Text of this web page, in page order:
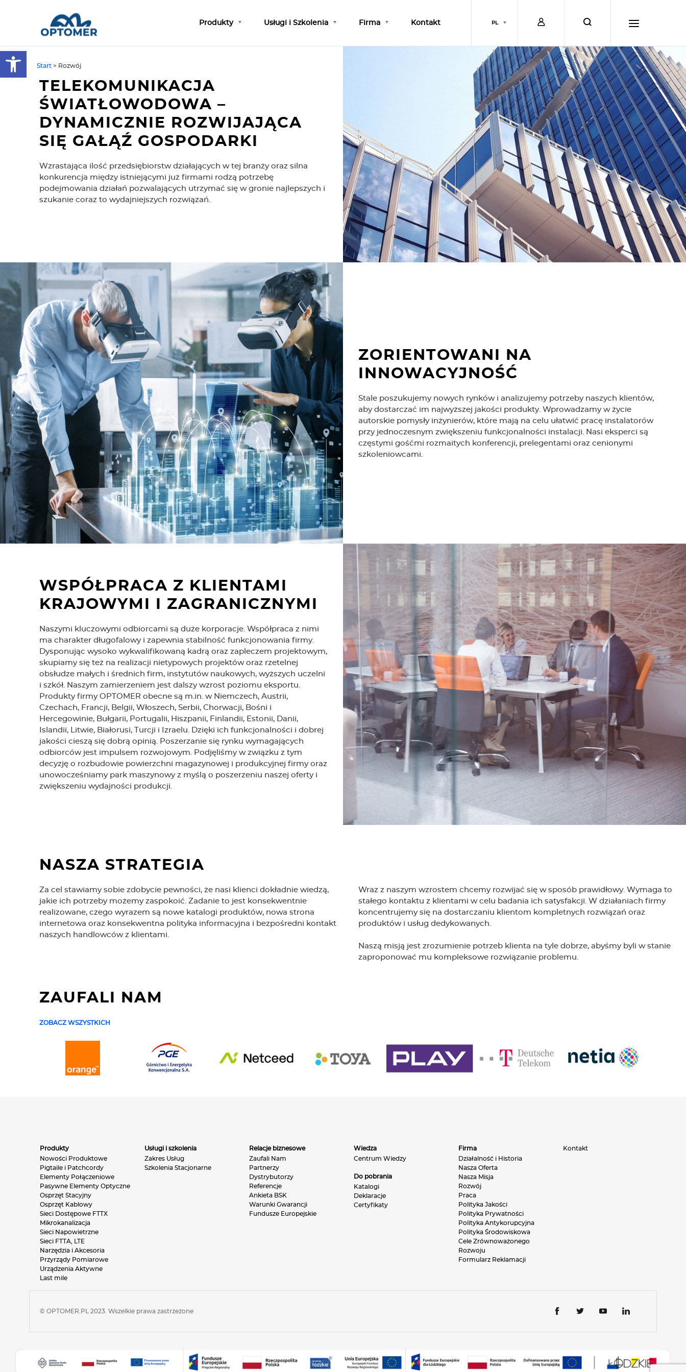
Open toolbar
Produkty Usługi i Szkolenia Firma Kontakt PL L
o
g
i
n
e
a
r
c
h
h
a
m
b
u
r
g
Start > Rozwój
TELEKOMUNIKACJA
ŚWIATŁOWODOWA –
DYNAMICZNIE ROZWIJAJĄCA
SIĘ GAŁĄŹ GOSPODARKI
Wzrastająca ilość przedsiębiorstw działających w tej branży oraz silna
konkurencja między istniejącymi już firmami rodzą potrzebę
podejmowania działań pozwalających utrzymać się w gronie najlepszych i
szukanie coraz to wydajniejszych rozwiązań.
ZORIENTOWANI NA
INNOWACYJNOŚĆ
Stale poszukujemy nowych rynków i analizujemy potrzeby naszych klientów,
aby dostarczać im najwyższej jakości produkty. Wprowadzamy w życie
autorskie pomysły inżynierów, które mają na celu ułatwić pracę instalatorów
przy jednoczesnym zwiększeniu funkcjonalności instalacji. Nasi eksperci są
częstymi gośćmi rozmaitych konferencji, prelegentami oraz cenionymi
szkoleniowcami.
WSPÓŁPRACA Z KLIENTAMI
KRAJOWYMI I ZAGRANICZNYMI
Naszymi kluczowymi odbiorcami są duże korporacje. Współpraca z nimi
ma charakter długofalowy i zapewnia stabilność funkcjonowania firmy.
Dysponując wysoko wykwalifikowaną kadrą oraz zapleczem projektowym,
skupiamy się też na realizacji nietypowych projektów oraz rzetelnej
obsłudze małych i średnich firm, instytutów naukowych, wyższych uczelni
i szkół. Naszym zamierzeniem jest dalszy wzrost poziomu eksportu.
Produkty firmy OPTOMER obecne są m.in. w Niemczech, Austrii,
Czechach, Francji, Belgii, Włoszech, Serbii, Chorwacji, Bośni i
Hercegowinie, Bułgarii, Portugalii, Hiszpanii, Finlandii, Estonii, Danii,
Islandii, Litwie, Białorusi, Turcji i Izraelu. Dzięki ich funkcjonalności i dobrej
jakości cieszą się dobrą opinią. Poszerzanie się rynku wymagających
odbiorców jest impulsem rozwojowym. Podjęliśmy w związku z tym
decyzję o rozbudowie powierzchni magazynowej i produkcyjnej firmy oraz
unowocześniamy park maszynowy z myślą o poszerzeniu naszej oferty i
zwiększeniu wydajności produkcji.
NASZA STRATEGIA
Za cel stawiamy sobie zdobycie pewności, że nasi klienci dokładnie wiedzą,
jakie ich potrzeby możemy zaspokoić. Zadanie to jest konsekwentnie
realizowane, czego wyrazem są nowe katalogi produktów, nowa strona
internetowa oraz konsekwentna polityka informacyjna i bezpośredni kontakt
naszych handlowców z klientami.
Wraz z naszym wzrostem chcemy rozwijać się w sposób prawidłowy. Wymaga to
stałego kontaktu z klientami w celu badania ich satysfakcji. W działaniach firmy
koncentrujemy się na dostarczaniu klientom kompletnych rozwiązań oraz
produktów i usług dedykowanych.
Naszą misją jest zrozumienie potrzeb klienta na tyle dobrze, abyśmy byli w stanie
zaproponować mu kompleksowe rozwiązanie problemu.
ZAUFALI NAM
ZOBACZ WSZYSTKICH
Produkty
Nowości Produktowe
Pigtaile i Patchcordy
Elementy Połączeniowe
Pasywne Elementy Optyczne
Osprzęt Stacyjny
Osprzęt Kablowy
Sieci Dostępowe FTTX
Mikrokanalizacja
Sieci Napowietrzne
Sieci FTTA, LTE
Narzędzia i Akcesoria
Przyrządy Pomiarowe
Urządzenia Aktywne
Last mile
Usługi i szkolenia
Zakres Usług
Szkolenia Stacjonarne
Relacje biznesowe
Zaufali Nam
Partnerzy
Dystrybutorzy
Referencje
Ankieta BSK
Warunki Gwarancji
Fundusze Europejskie
Wiedza
Centrum Wiedzy
Do pobrania
Katalogi
Deklaracje
Certyfikaty
Firma
Działalność i Historia
Nasza Oferta
Nasza Misja
Rozwój
Praca
Polityka Jakości
Polityka Prywatności
Polityka Antykorupcyjna
Polityka Środowiskowa
Cele Zrównoważonego
Rozwoju
Formularz Reklamacji
Kontakt
© OPTOMER.PL 2023. Wszelkie prawa zastrzeżone